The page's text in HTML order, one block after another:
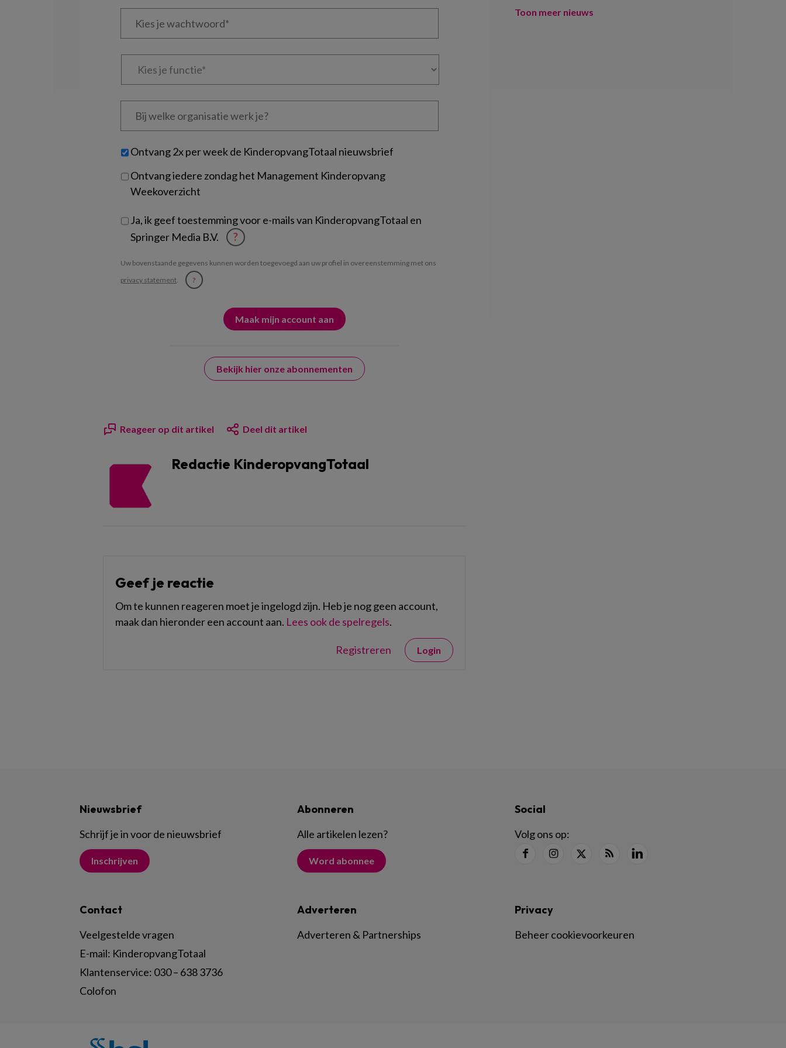
Kies
Kies
Bij
welke
je?
Untitled
Ontvang 2x per week de KinderopvangTotaal nieuwsbrief
Ontvang iedere zondag het Management Kinderopvang
Weekoverzicht
Ja, ik geef toestemming voor e-mails van KinderopvangTotaal en
Springer Media B.V.
?
Uw bovenstaande gegevens kunnen worden toegevoegd aan uw profiel in overeenstemming met ons
privacy statement. ?
Bekijk hier onze abonnementen
Reageer op dit artikel Deel dit artikel
Redactie KinderopvangTotaal
Geef je reactie
Om te kunnen reageren moet je ingelogd zijn. Heb je nog geen account,
maak dan hieronder een account aan. Lees ook de spelregels.
Registreren Login
Toon meer nieuws
Nieuwsbrief
Schrijf je in voor de nieuwsbrief
Inschrijven
Abonneren
Alle artikelen lezen?
Word abonnee
Social
Volg ons op:
Contact
Veelgestelde vragen
E-mail: KinderopvangTotaal
Klantenservice: 030 – 638 3736
Colofon
Adverteren
Adverteren & Partnerships
Privacy
Beheer cookievoorkeuren